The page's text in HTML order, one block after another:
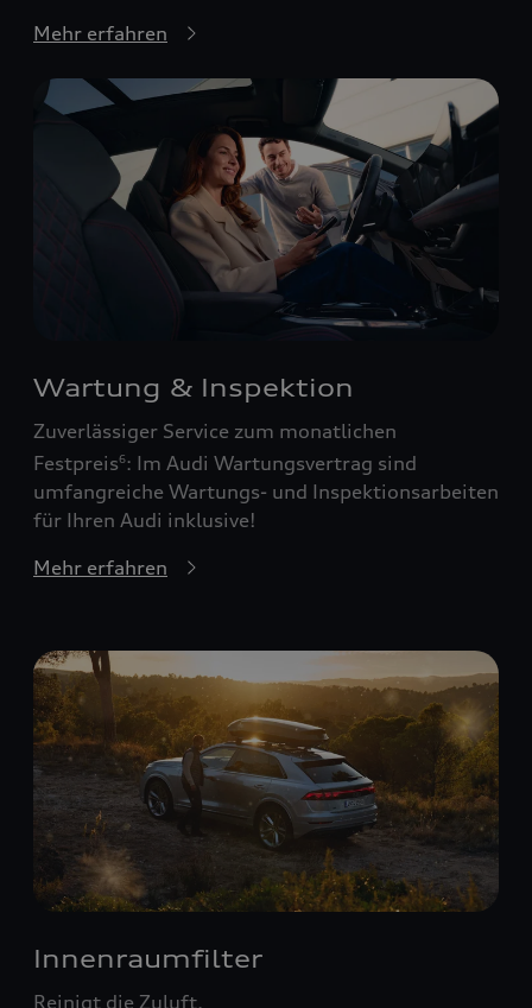
Mehr erfahren
Wartung & Inspektion
Zuverlässiger Service zum monatlichen
Festpreis6: Im Audi Wartungsvertrag sind
umfangreiche Wartungs- und Inspektionsarbeiten
für Ihren Audi inklusive!
Mehr erfahren
Innenraumfilter
Reinigt die Zuluft.